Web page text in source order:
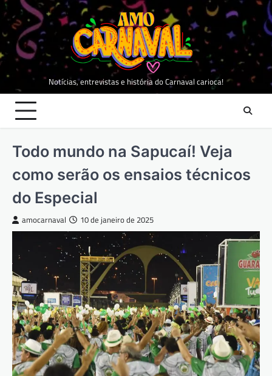
Skip
content
Notícias, entrevistas e história do Carnaval carioca!
Todo mundo na Sapucaí! Veja
como serão os ensaios técnicos
do Especial
amocarnaval 10 de janeiro de 2025